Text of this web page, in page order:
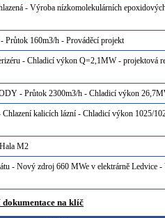
- Výroba nízkomolekulárních
Průtok 160m3/h - Prováděcí projekt
- Chladicí výkon Q=2,1MW - projektová
- Průtok 2300m3/h - Chladicí výkon
kalicích lázní - Chladicí výkon 1025/
M2
- Nový zdroj 660 MWe v elektrárně Ledvice
na klíč